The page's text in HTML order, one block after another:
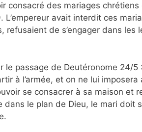
consacré des mariages
avait interdit ces
refusaient de s’engager dans les
le passage de Deutéronome 24/5
à l’armée, et on ne lui
se consacrer à sa maison et
dans le plan de Dieu, le mari doit